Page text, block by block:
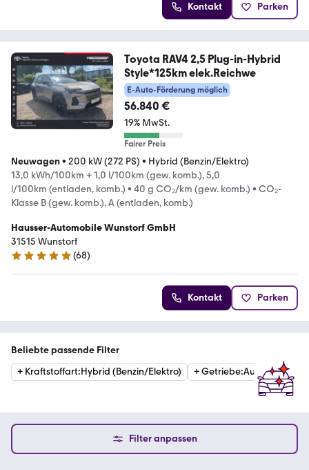
Kontakt Parken
Toyota RAV4 2,5 Plug-in-Hybrid
Style*125km elek.Reichwe
E-Auto-Förderung möglich
56.840 €
19% MwSt.
Fairer Preis
Neuwagen• 200 kW (272 PS) • Hybrid (Benzin/Elektro)
13,0 kWh/100km + 1,0 l/100km (gew. komb.), 5,0
l/100km (entladen, komb.) • 40 g CO₂/km (gew. komb.) • CO₂-
Klasse B (gew. komb.), A (entladen, komb.)
Hausser-Automobile Wunstorf GmbH
31515 Wunstorf
4.9 Sterne
(68)
Kontakt Parken
Beliebte passende Filter
+ Kraftstoffart:Hybrid (Benzin/Elektro) +Getriebe:Automatik
Filter anpassen